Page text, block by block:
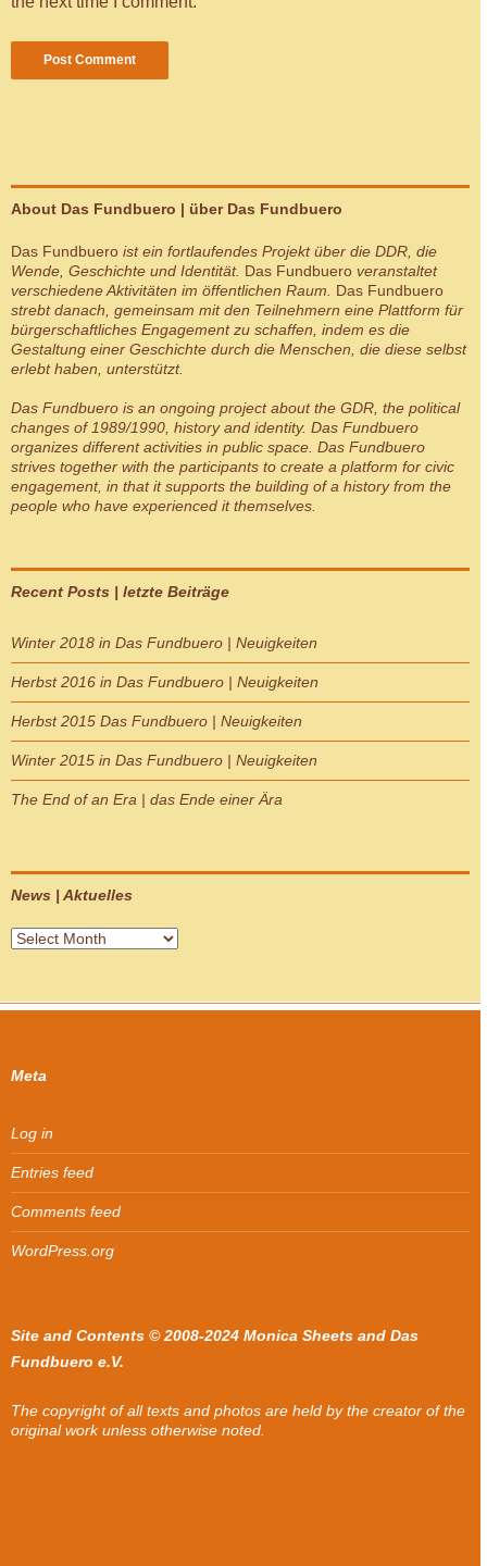
About Das Fundbuero | über Das Fundbuero
Das Fundbuero ist ein fortlaufendes Projekt über die DDR, die
Wende, Geschichte und Identität. Das Fundbuero veranstaltet
verschiedene Aktivitäten im öffentlichen Raum. Das Fundbuero
strebt danach, gemeinsam mit den Teilnehmern eine Plattform für
bürgerschaftliches Engagement zu schaffen, indem es die
Gestaltung einer Geschichte durch die Menschen, die diese selbst
erlebt haben, unterstützt.
Das Fundbuero is an ongoing project about the GDR, the political
changes of 1989/1990, history and identity. Das Fundbuero
organizes different activities in public space. Das Fundbuero
strives together with the participants to create a platform for civic
engagement, in that it supports the building of a history from the
people who have experienced it themselves.
Recent Posts | letzte Beiträge
Winter 2018 in Das Fundbuero | Neuigkeiten
Herbst 2016 in Das Fundbuero | Neuigkeiten
Herbst 2015 Das Fundbuero | Neuigkeiten
Winter 2015 in Das Fundbuero | Neuigkeiten
The End of an Era | das Ende einer Ära
News | Aktuelles
News
Meta
Log in
Entries feed
Comments feed
WordPress.org
Site and Contents © 2008-2024 Monica Sheets and Das
Fundbuero e.V.
The copyright of all texts and photos are held by the creator of the
original work unless otherwise noted.